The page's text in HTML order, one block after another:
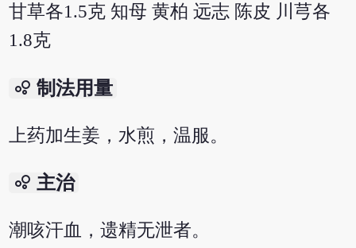
甘草各1.5克 知母 黄柏 远志 陈皮 川芎各
1.8克
bubble_chart 制法用量
上药加生姜，水煎，温服。
bubble_chart 主治
潮咳汗血，遗精无泄者。